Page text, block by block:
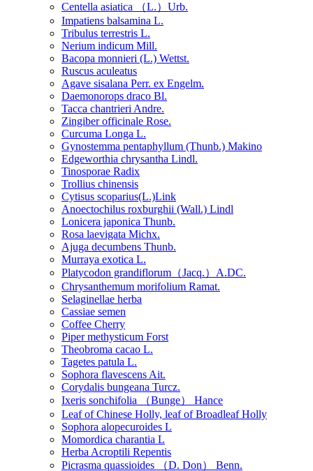
Centella asiatica （L.）Urb.
Impatiens balsamina L.
Tribulus terrestris L.
Nerium indicum Mill.
Bacopa monnieri (L.) Wettst.
Ruscus aculeatus
Agave sisalana Perr. ex Engelm.
Daemonorops draco Bl.
Tacca chantrieri Andre.
Zingiber officinale Rose.
Curcuma Longa L.
Gynostemma pentaphyllum (Thunb.) Makino
Edgeworthia chrysantha Lindl.
Tinosporae Radix
Trollius chinensis
Cytisus scoparius(L.)Link
Anoectochilus roxburghii (Wall.) Lindl
Lonicera japonica Thunb.
Rosa laevigata Michx.
Ajuga decumbens Thunb.
Murraya exotica L.
Platycodon grandiflorum（Jacq.）A.DC.
Chrysanthemum morifolium Ramat.
Selaginellae herba
Cassiae semen
Coffee Cherry
Piper methysticum Forst
Theobroma cacao L.
Tagetes patula L.
Sophora flavescens Ait.
Corydalis bungeana Turcz.
Ixeris sonchifolia （Bunge） Hance
Leaf of Chinese Holly, leaf of Broadleaf Holly
Sophora alopecuroides L
Momordica charantia L
Herba Acroptili Repentis
Picrasma quassioides （D. Don） Benn.